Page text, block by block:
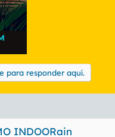
para responder aquí.
INDOORain